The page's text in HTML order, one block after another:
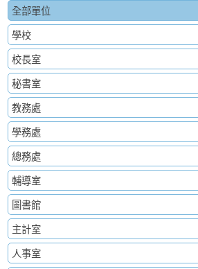
全部單位
學校
校長室
秘書室
教務處
學務處
總務處
輔導室
圖書館
主計室
人事室